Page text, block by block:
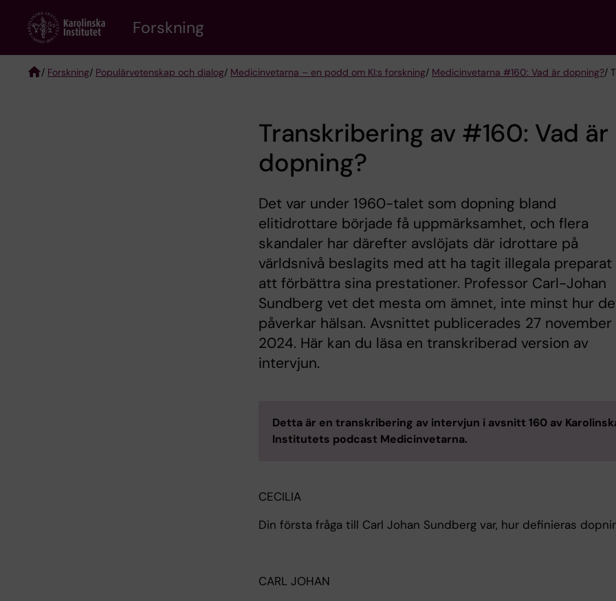
content
Forskning
/ Forskning/ Populärvetenskap och dialog/ Medicinvetarna – en podd om KI:s forskning/ Medicinvetarna #160: Vad är dopning?/
Transkribering av #160: Vad är
dopning?
Det var under 1960-talet som dopning bland
elitidrottare började få uppmärksamhet, och flera
skandaler har därefter avslöjats där idrottare på
världsnivå beslagits med att ha tagit illegala preparat
att förbättra sina prestationer. Professor Carl-Johan
Sundberg vet det mesta om ämnet, inte minst hur
påverkar hälsan. Avsnittet publicerades 27 november
2024. Här kan du läsa en transkriberad version av
intervjun.
Detta är en transkribering av intervjun i avsnitt 160 av
Institutets podcast Medicinvetarna.
CECILIA
Din första fråga till Carl Johan Sundberg var, hur definieras
CARL JOHAN